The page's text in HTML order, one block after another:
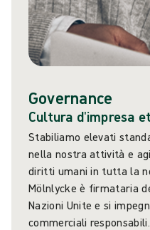
Governance
Cultura d'impresa
Stabiliamo elevati
nella nostra attività e
diritti umani in tutta la
Mölnlycke è firmataria
Nazioni Unite e si
commerciali